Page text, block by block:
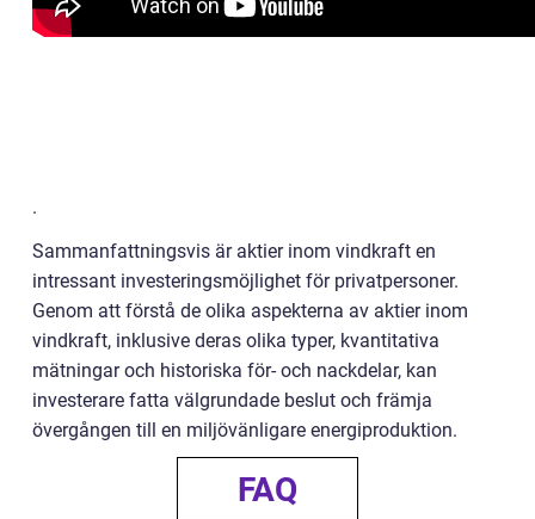
.
Sammanfattningsvis är aktier inom vindkraft en
intressant investeringsmöjlighet för privatpersoner.
Genom att förstå de olika aspekterna av aktier inom
vindkraft, inklusive deras olika typer, kvantitativa
mätningar och historiska för- och nackdelar, kan
investerare fatta välgrundade beslut och främja
övergången till en miljövänligare energiproduktion.
FAQ